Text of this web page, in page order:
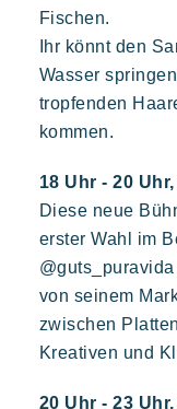
Fischen.
Ihr könnt den
Wasser
tropfenden
kommen.
18 Uhr - 20
Diese neue
erster Wahl im
von seinem
zwischen
Kreativen und
20 Uhr - 23